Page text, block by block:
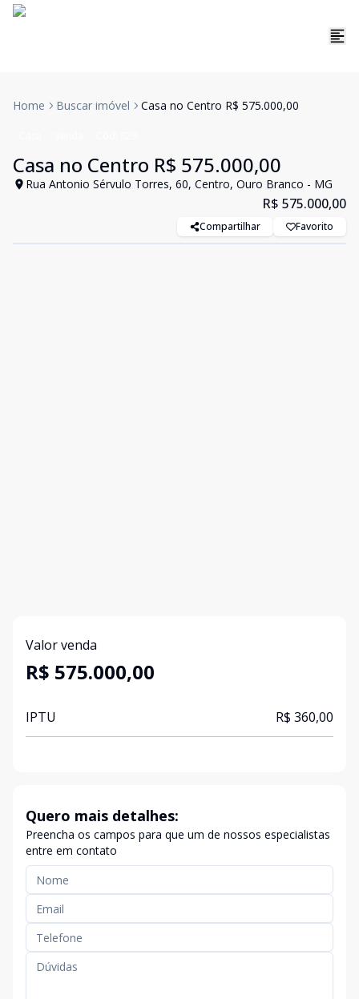
Home Buscar imóvel Casa no Centro R$ 575.000,00
Casa no Centro R$ 575.000,00
Rua Antonio Sérvulo Torres, 60, Centro, Ouro Branco - MG
R$ 575.000,00
Compartilhar Favorito
Valor venda
R$ 575.000,00
IPTU R$ 360,00
Quero mais detalhes:
Preencha os campos para que um de nossos especialistas
entre em contato